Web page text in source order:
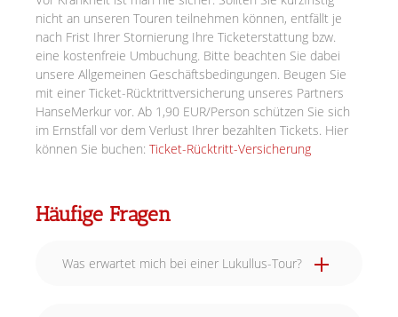
nicht an unseren Touren teilnehmen können, entfällt je
nach Frist Ihrer Stornierung Ihre Ticketerstattung bzw.
eine kostenfreie Umbuchung. Bitte beachten Sie dabei
unsere Allgemeinen Geschäftsbedingungen. Beugen Sie
mit einer Ticket-Rücktrittversicherung unseres Partners
HanseMerkur vor. Ab 1,90 EUR/Person schützen Sie sich
im Ernstfall vor dem Verlust Ihrer bezahlten Tickets. Hier
können Sie buchen: Ticket-Rücktritt-Versicherung
Häufige Fragen
Was erwartet mich bei einer Lukullus-Tour?